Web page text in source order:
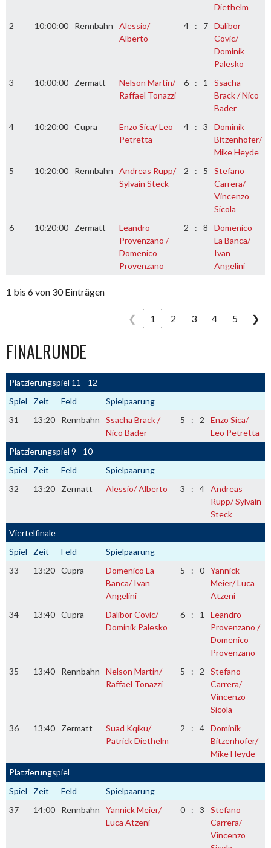
Diethelm
2
10:00:00 Rennbahn
Alessio/
Alberto
4 : 7 Dalibor
Covic/
Dominik
Palesko
3
10:00:00 Zermatt
Nelson Martin/
Raffael Tonazzi
6 : 1
Ssacha
Brack / Nico
Bader
4
10:20:00 Cupra
Enzo Sica/ Leo
Petretta
4 : 3
Dominik
Bitzenhofer/
Mike Heyde
5
10:20:00 Rennbahn
Andreas Rupp/
Sylvain Steck
2 : 5
Stefano
Carrera/
Vincenzo
Sicola
6
10:20:00 Zermatt
Leandro
Provenzano /
Domenico
Provenzano
2 : 8
Domenico
La Banca/
Ivan
Angelini
1 bis 6 von 30 Einträgen
❮ 1 2 3 4 5 ❯
FINALRUNDE
Platzierungspiel 11 - 12
Spiel
Zeit Feld
Spielpaarung
31
13:20 Rennbahn
Ssacha Brack /
Nico Bader
5 : 2
Enzo Sica/
Leo Petretta
Platzierungspiel 9 - 10
Spiel
Zeit Feld
Spielpaarung
32
13:20 Zermatt Alessio/ Alberto 3 : 4 Andreas
Rupp/ Sylvain
Steck
Viertelfinale
Spiel
Zeit Feld
Spielpaarung
33
13:20 Cupra
Domenico La
Banca/ Ivan
Angelini
5 : 0 Yannick
Meier/ Luca
Atzeni
34
13:40 Cupra
Dalibor Covic/
Dominik Palesko
6 : 1
Leandro
Provenzano /
Domenico
Provenzano
35
13:40 Rennbahn
Nelson Martin/
Raffael Tonazzi
5 : 2
Stefano
Carrera/
Vincenzo
Sicola
36
13:40 Zermatt
Suad Kqiku/
Patrick Diethelm
2 : 4 Dominik
Bitzenhofer/
Mike Heyde
Platzierungspiel
Spiel
Zeit Feld
Spielpaarung
37
14:00 Rennbahn
Yannick Meier/
Luca Atzeni
0 : 3
Stefano
Carrera/
Vincenzo